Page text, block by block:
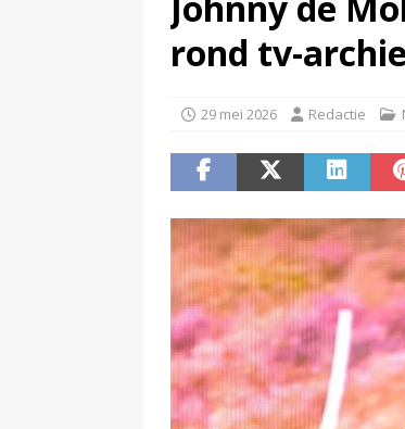
rond tv-
29 mei 2026 Redactie